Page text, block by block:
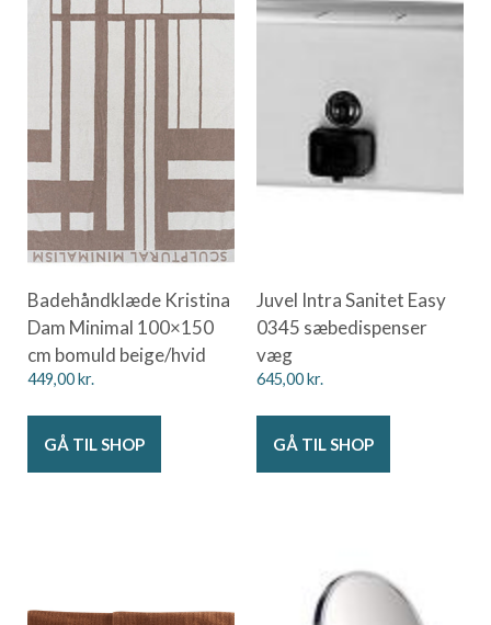
Badehåndklæde Kristina
Dam Minimal 100×150
cm bomuld beige/hvid
449,00kr.
GÅ TIL SHOP
Juvel Intra Sanitet Easy
0345 sæbedispenser
væg
645,00kr.
GÅ TIL SHOP